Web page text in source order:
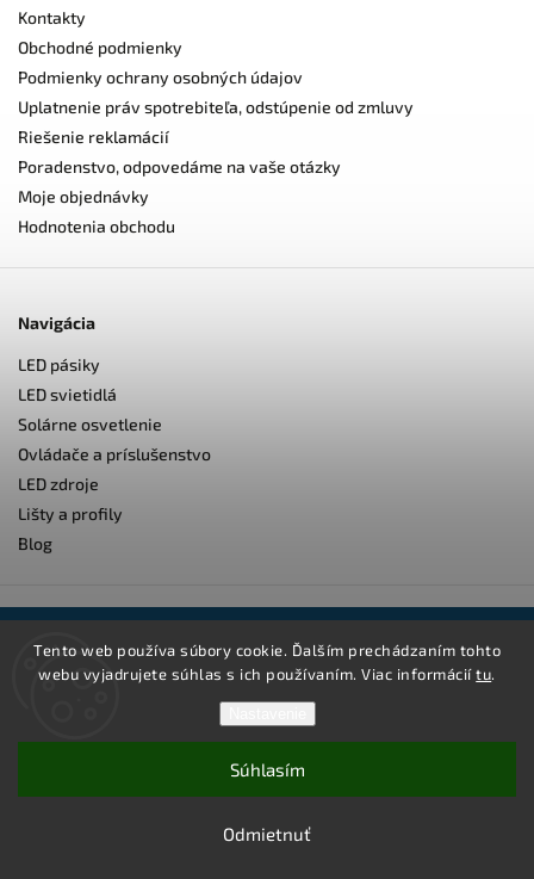
Tento web používa súbory cookie. Ďalším prechádzaním tohto
webu vyjadrujete súhlas s ich používaním. Viac informáciítu.
Odmietnuť
Súhlasím
Kontakty
Obchodné podmienky
Podmienky ochrany osobných údajov
Uplatnenie práv spotrebiteľa, odstúpenie od zmluvy
Riešenie reklamácií
Poradenstvo, odpovedáme na vaše otázky
Moje objednávky
Hodnotenia obchodu
Navigácia
LED pásiky
LED svietidlá
Solárne osvetlenie
Ovládače a príslušenstvo
LED zdroje
Lišty a profily
Blog
Odoberať newsletter
Vložením e-mailu súhlasíte s
podmienkami ochrany osobných údajov
Prihlásiť sa